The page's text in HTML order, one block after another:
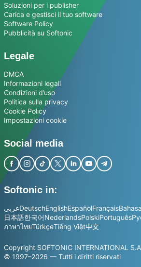
Soluzioni per i publisher
Carica e gestisci il tuo software
Software Policy
Pubblicità su Softonic
Legale
DMCA
Informazioni legali
Condizioni d’uso
Politica sulla privacy
Cookie Policy
Impostazioni cookie
Social media
Softonic in:
عربيDeutschEnglishEspañolFrançais
日本語한국어NederlandsPolskiPortuguês
ภาษาไทยTürkçeTiếng Việt中文
Copyright SOFTONIC INTERNATIONAL
© 1997–2026 — Tutti i diritti riservati